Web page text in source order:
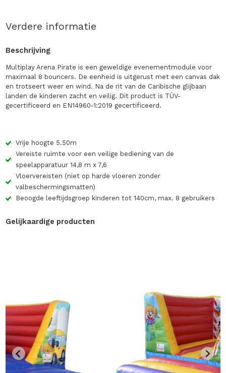
Verdere informatie
Beschrijving
Multiplay Arena Pirate is een geweldige evenementmodule voor
maximaal 8 bouncers. De eenheid is uitgerust met een canvas dak
en trotseert weer en wind. Na de rit van de Caribische glijbaan
landen de kinderen zacht en veilig. Dit product is TÜV-
gecertificeerd en EN14960-1:2019 gecertificeerd.
Vrije hoogte 5.50m
Vereiste ruimte voor een veilige bediening van de
speelapparatuur 14,8 m x 7,6
Vloervereisten (niet op harde vloeren zonder
valbeschermingsmatten)
Beoogde leeftijdsgroep kinderen tot 140cm, max. 8 gebruikers
Gelijkaardige producten